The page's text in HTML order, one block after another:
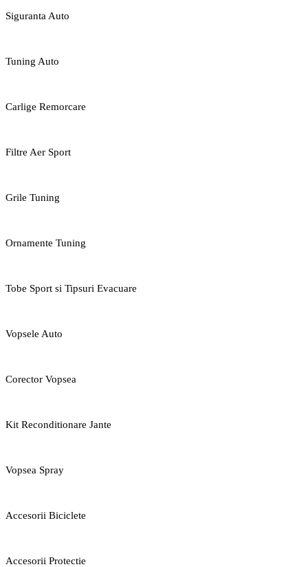
Siguranta Auto
Tuning Auto
Carlige Remorcare
Filtre Aer Sport
Grile Tuning
Ornamente Tuning
Tobe Sport si Tipsuri Evacuare
Vopsele Auto
Corector Vopsea
Kit Reconditionare Jante
Vopsea Spray
Accesorii Biciclete
Accesorii Protectie